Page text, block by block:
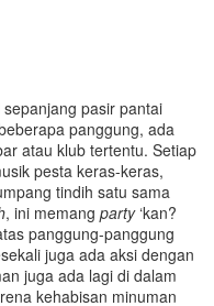
pasir pantai
panggung, ada
atau klub tertentu. Setiap
pesta keras-keras,
tindih satu sama
, ini memang party‘kan?
panggung-panggung
juga ada aksi dengan
juga ada lagi di dalam
kehabisan minuman